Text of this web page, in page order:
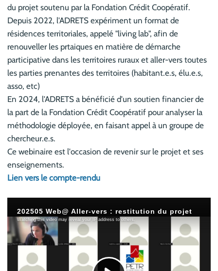
du projet soutenu par la Fondation Crédit Coopératif.
Depuis 2022, l'ADRETS expériment un format de
résidences territoriales, appelé "living lab", afin de
renouveller les prtaiques en matière de démarche
participative dans les territoires ruraux et aller-vers toutes
les parties prenantes des territoires (habitant.e.s, élu.e.s,
asso, etc)
En 2024, l'ADRETS a bénéficié d'un soutien financier de
la part de la Fondation Crédit Coopératif pour analyser la
méthodologie déployée, en faisant appel à un groupe de
chercheur.e.s.
Ce webinaire est l'occasion de revenir sur le projet et ses
enseignements.
Lien vers le compte-rendu